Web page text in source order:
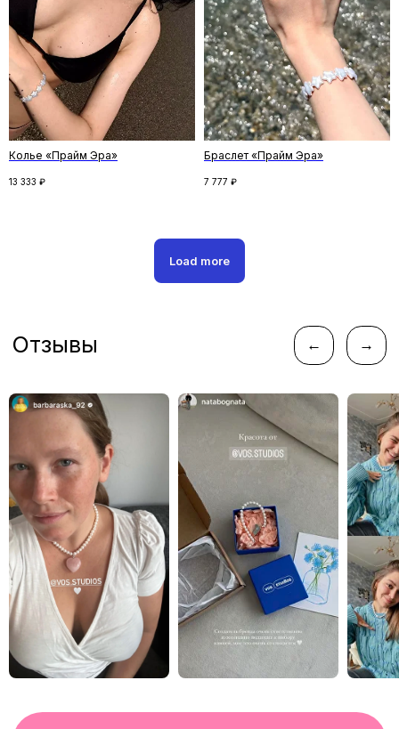
Колье «Прайм Эра»
13 333 ₽
Браслет «Прайм Эра»
7 777 ₽
Load more
Подпишитесь на рассылку и получите
скидку на первый заказ. Рассказываем
о новинках и спецпредложениях,
и делимся удивительными историями
Следите за новостями
telegram
instagram*